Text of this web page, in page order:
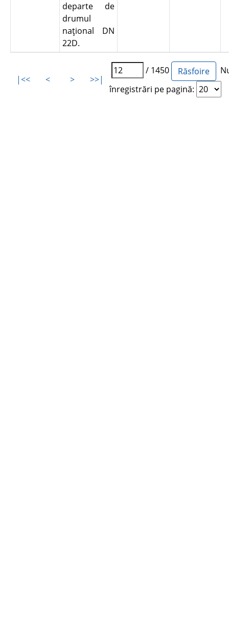
departe de
drumul
naţional DN
22D.
|<< < > >>|
/ 1450
înregistrări pe pagină: